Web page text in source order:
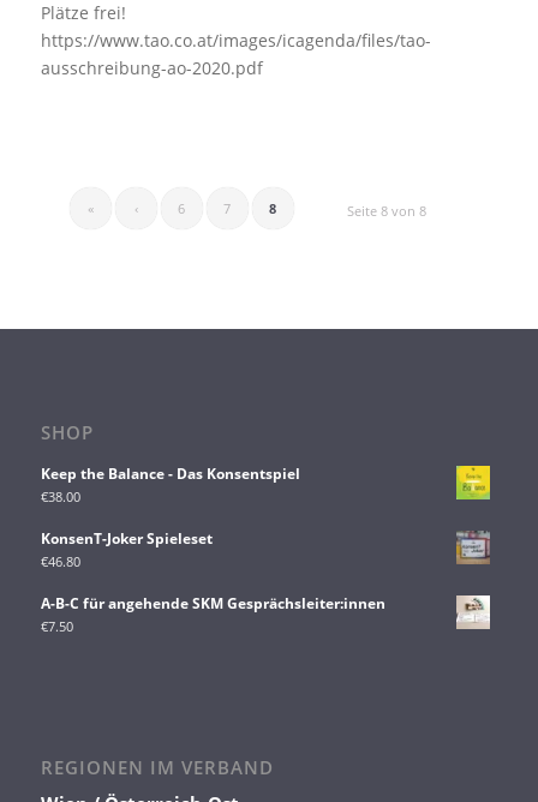
Plätze frei!
https://www.tao.co.at/images/icagenda/files/tao-
ausschreibung-ao-2020.pdf
Seite 8 von 8
« ‹ 6 7 8
SHOP
Keep the Balance - Das Konsentspiel
€38.00
KonsenT-Joker Spieleset
€46.80
A-B-C für angehende SKM Gesprächsleiter:innen
€7.50
REGIONEN IM VERBAND